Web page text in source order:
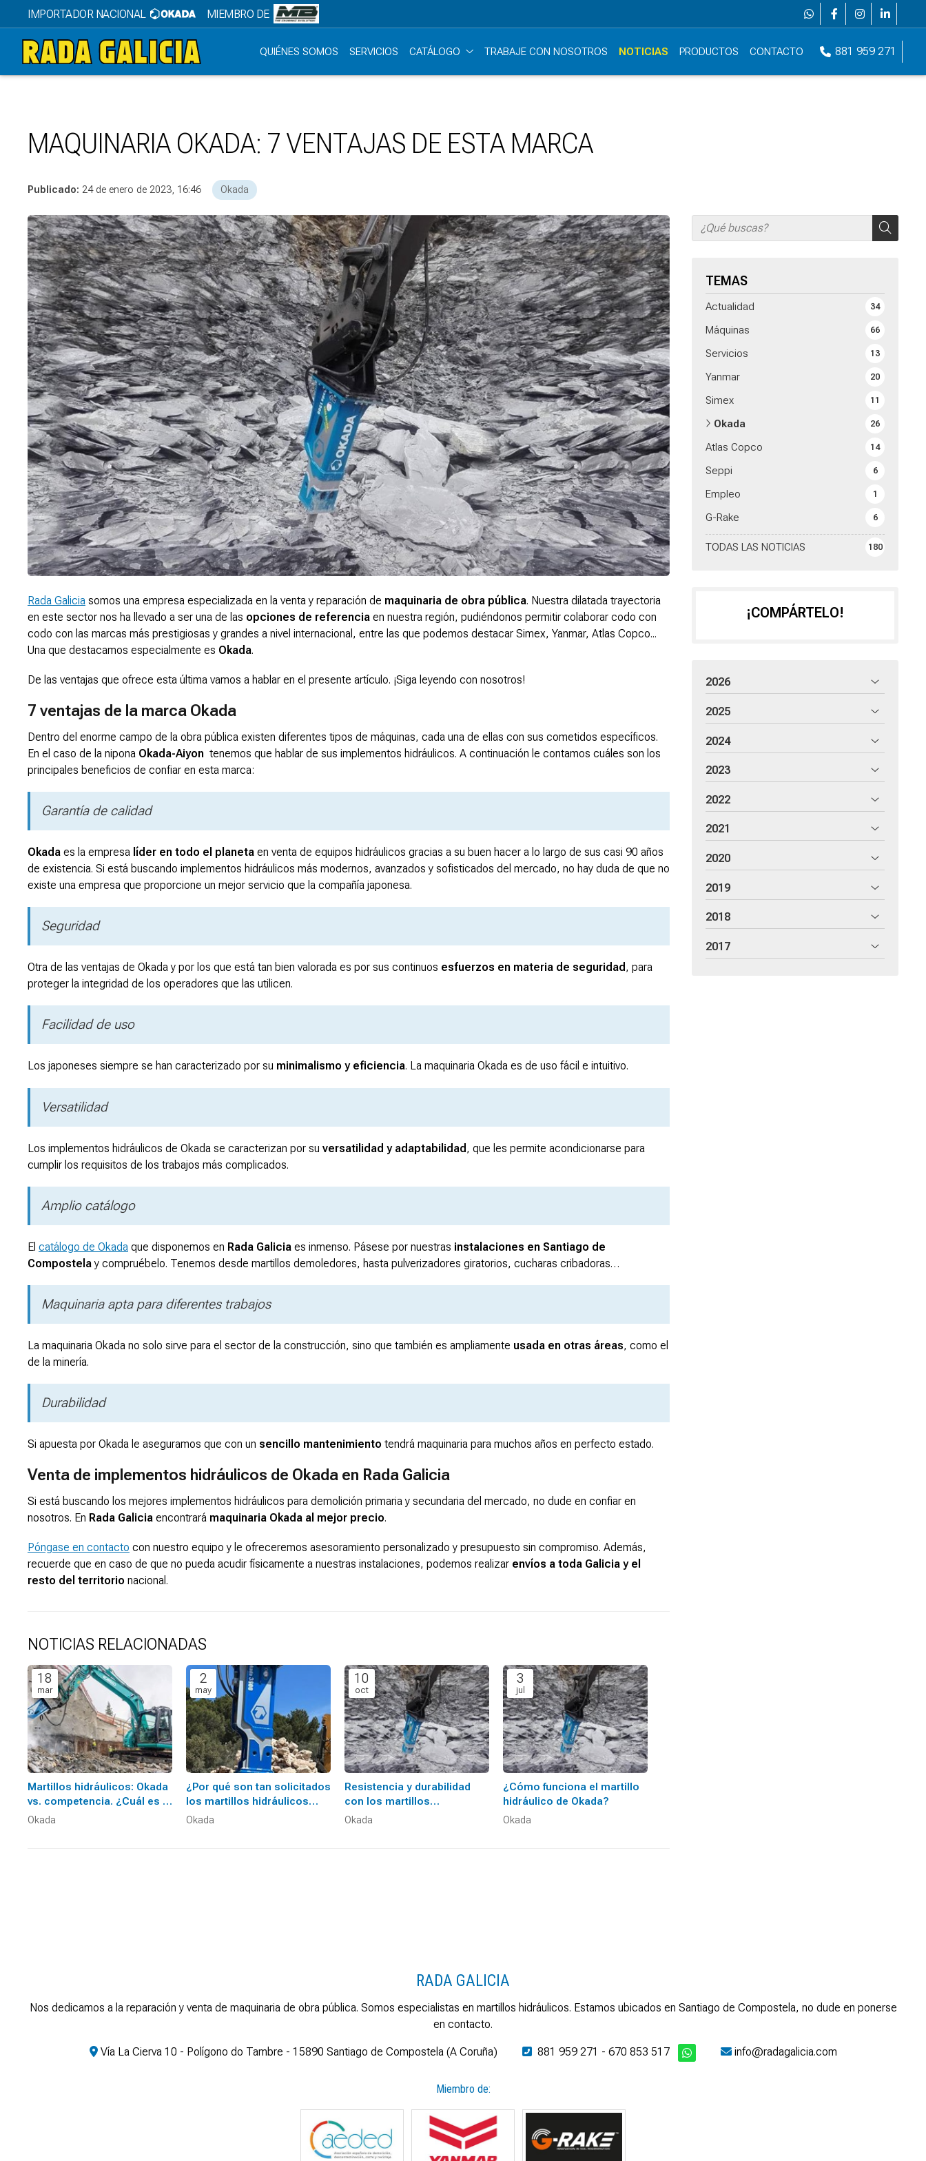
IMPORTADOR NACIONAL MIEMBRO DE
QUIÉNES SOMOS SERVICIOS CATÁLOGO TRABAJE CON NOSOTROS NOTICIAS PRODUCTOS CONTACTO 881 959 271
MAQUINARIA OKADA: 7 VENTAJAS DE ESTA MARCA
Publicado: 24 de enero de 2023, 16:46 Okada
TEMAS
TODAS LAS NOTICIAS 180
Actualidad 34
Máquinas 66
Servicios 13
Yanmar 20
Simex 11
Okada 26
Atlas Copco 14
Seppi 6
Empleo 1
G-Rake 6
Rada Galicia somos una empresa especializada en la venta y reparación de maquinaria de obra pública. Nuestra dilatada trayectoria
en este sector nos ha llevado a ser una de las opciones de referencia en nuestra región, pudiéndonos permitir colaborar codo con
codo con las marcas más prestigiosas y grandes a nivel internacional, entre las que podemos destacar Simex, Yanmar, Atlas Copco...
Una que destacamos especialmente es Okada.
De las ventajas que ofrece esta última vamos a hablar en el presente artículo. ¡Siga leyendo con nosotros!
7 ventajas de la marca Okada
Dentro del enorme campo de la obra pública existen diferentes tipos de máquinas, cada una de ellas con sus cometidos específicos.
En el caso de la nipona Okada-Aiyon tenemos que hablar de sus implementos hidráulicos. A continuación le contamos cuáles son los
principales beneficios de confiar en esta marca:
Garantía de calidad
Okada es la empresa líder en todo el planeta en venta de equipos hidráulicos gracias a su buen hacer a lo largo de sus casi 90 años
de existencia. Si está buscando implementos hidráulicos más modernos, avanzados y sofisticados del mercado, no hay duda de que no
existe una empresa que proporcione un mejor servicio que la compañía japonesa.
Seguridad
Otra de las ventajas de Okada y por los que está tan bien valorada es por sus continuos esfuerzos en materia de seguridad , para
proteger la integridad de los operadores que las utilicen.
Facilidad de uso
Los japoneses siempre se han caracterizado por su minimalismo y eficiencia. La maquinaria Okada es de uso fácil e intuitivo.
Versatilidad
Los implementos hidráulicos de Okada se caracterizan por su versatilidad y adaptabilidad , que les permite acondicionarse para
cumplir los requisitos de los trabajos más complicados.
Amplio catálogo
El catálogo de Okada que disponemos en Rada Galicia es inmenso. Pásese por nuestras instalaciones en Santiago de
Compostelay compruébelo. Tenemos desde martillos demoledores, hasta pulverizadores giratorios, cucharas cribadoras…
Maquinaria apta para diferentes trabajos
La maquinaria Okada no solo sirve para el sector de la construcción, sino que también es ampliamente usada en otras áreas, como el
de la minería.
Durabilidad
Si apuesta por Okada le aseguramos que con un sencillo mantenimiento tendrá maquinaria para muchos años en perfecto estado.
Venta de implementos hidráulicos de Okada en Rada Galicia
Si está buscando los mejores implementos hidráulicos para demolición primaria y secundaria del mercado, no dude en confiar en
nosotros. En Rada Galicia encontrará maquinaria Okada al mejor precio.
Póngase en contacto con nuestro equipo y le ofreceremos asesoramiento personalizado y presupuesto sin compromiso. Además,
recuerde que en caso de que no pueda acudir físicamente a nuestras instalaciones, podemos realizar envíos a toda Galicia y el
resto del territorio nacional.
NOTICIAS RELACIONADAS
18
mar
Martillos hidráulicos: Okada
vs. competencia. ¿Cuál es el
mejor para su obra?
Okada
2
may
¿Por qué son tan solicitados
los martillos hidráulicos
Okada?
Okada
10
oct
Resistencia y durabilidad
con los martillos
demoledores de Okada
Okada
3
jul
¿Cómo funciona el martillo
hidráulico de Okada?
Okada
¡COMPÁRTELO!
2026
2025
2024
2023
2022
2021
2020
2019
2018
2017
RADA GALICIA
Nos dedicamos a la reparación y venta de maquinaria de obra pública. Somos especialistas en martillos hidráulicos. Estamos ubicados en Santiago de Compostela, no dude en ponerse
en contacto.
Vía La Cierva 10 - Polígono do Tambre - 15890 Santiago de Compostela (A Coruña) 881 959 271 - 670 853 517 info@radagalicia.com
Miembro de: